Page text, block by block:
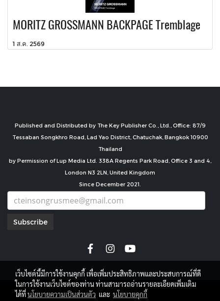
MORITZ GROSSMANN BACKPAGE Tremblage
1 ส.ค. 2569
Published and Distributed by The Key Publisher Co., Ltd., Office: 87/9
Tessaban Songkhro Road, Lad Yao District, Chatuchak, Bangkok 10900
Thailand
by Permission of Lup Media Ltd. 338A Regents Park Road, Office 3 and 4,
London N3 2LN, United Kingdom
Since December 2021.
Subscribe
copyright by
เว็บไซต์นี้มีการใช้งานคุกกี้ เพื่อเพิ่มประสิทธิภาพและประสบการณ์ที่ดี
ในการใช้งานเว็บไซต์ของท่าน ท่านสามารถอ่านรายละเอียดเพิ่มเติม
ได้ที่นโยบายความเป็นส่วนตัว และ นโยบายคุกกี้